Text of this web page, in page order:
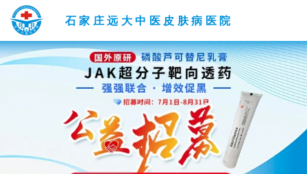
石家庄远大中医皮肤病医院